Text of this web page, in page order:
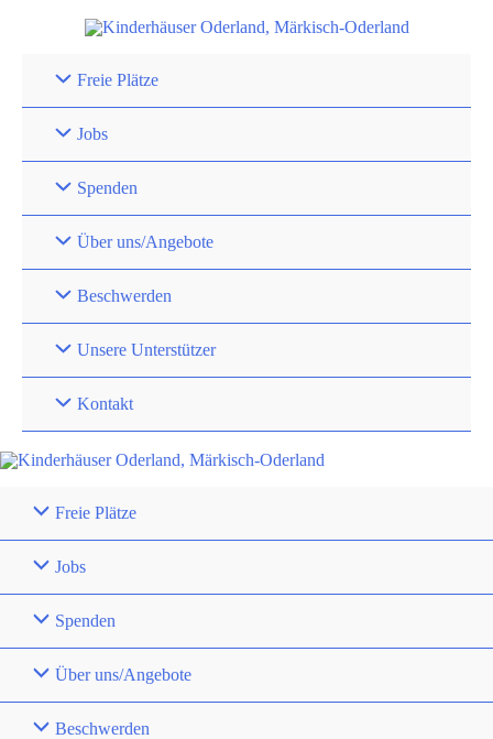
springen
Freie Plätze
Jobs
Spenden
Über uns/Angebote
Beschwerden
Unsere Unterstützer
Kontakt
Freie Plätze
Jobs
Spenden
Über uns/Angebote
Beschwerden